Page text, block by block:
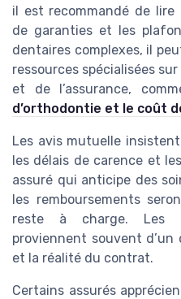
il est recommandé de
de garanties et les
dentaires complexes, il
ressources spécialisées
et de l’assurance,
d’orthodontie et le coût
Les avis mutuelle
les délais de carence et
assuré qui anticipe des
les remboursements
reste à charge. Les
proviennent souvent
et la réalité du contrat.
Certains assurés